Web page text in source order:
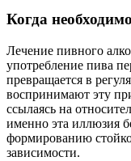
Когда
Лечение пивного
употребление пива
превращается в
воспринимают эту
ссылаясь на
именно эта иллюзия
формированию
зависимости.